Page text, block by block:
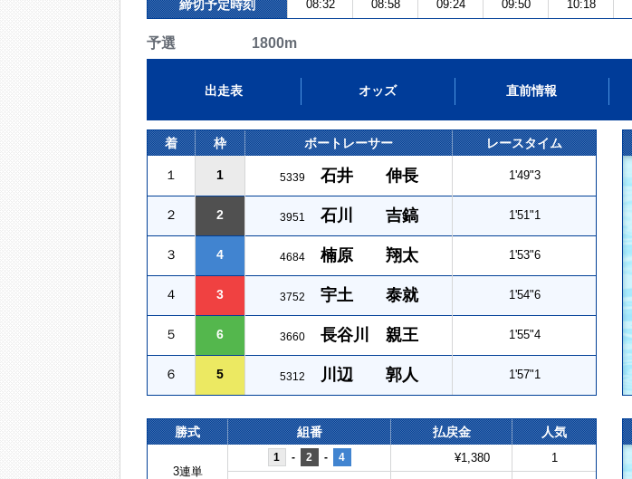
締切予定時刻 08:32 08:58 09:24 09:50 10:18
予選 1800m
出走表 オッズ 直前情報
着 枠 ボートレーサー レースタイム
１ 1 5339 石井 伸長 1'49"3
２ 2 3951 石川 吉鎬 1'51"1
３ 4 4684 楠原 翔太 1'53"6
４ 3 3752 宇土 泰就 1'54"6
５ 6 3660 長谷川 親王 1'55"4
６ 5 5312 川辺 郭人 1'57"1
勝式 組番 払戻金 人気
3連単
1 - 2 - 4 ¥1,380 1